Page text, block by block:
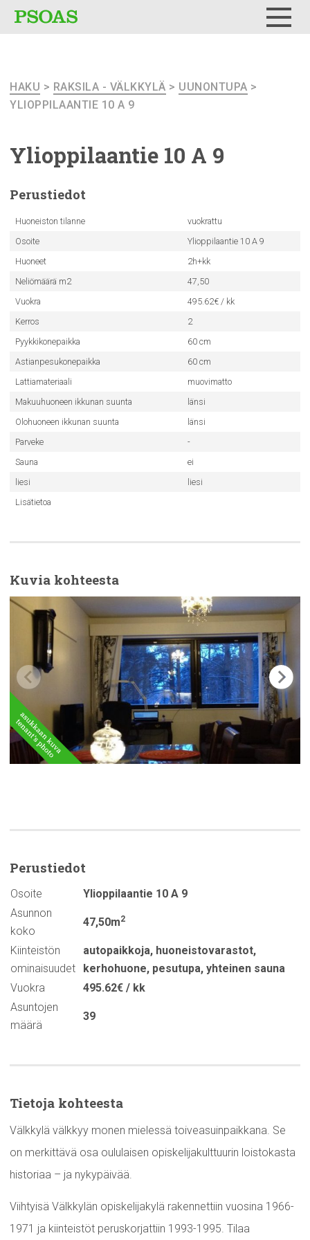
HAKU > RAKSILA - VÄLKKYLÄ > UUNONTUPA >
YLIOPPILAANTIE 10 A 9
Ylioppilaantie 10 A 9
Perustiedot
Huoneiston tilanne
vuokrattu
Osoite
Ylioppilaantie 10 A 9
Huoneet
2h+kk
Neliömäärä m2
47,50
Vuokra
495.62€ / kk
Kerros
2
Pyykkikonepaikka
60 cm
Astianpesukonepaikka
60 cm
Lattiamateriaali
muovimatto
Makuuhuoneen ikkunan suunta
länsi
Olohuoneen ikkunan suunta
länsi
Parveke
-
Sauna
ei
liesi
liesi
Lisätietoa
Kuvia kohteesta
Perustiedot
Osoite
Ylioppilaantie 10 A 9
Asunnon
koko
47,50m2
Kiinteistön
ominaisuudet
autopaikkoja, huoneistovarastot,
kerhohuone, pesutupa, yhteinen sauna
Vuokra
495.62€ / kk
Asuntojen
määrä
39
Tietoja kohteesta
Välkkylä välkkyy monen mielessä toiveasuinpaikkana. Se
on merkittävä osa oululaisen opiskelijakulttuurin loistokasta
historiaa – ja nykypäivää.
Viihtyisä Välkkylän opiskelijakylä rakennettiin vuosina 1966-
1971 ja kiinteistöt peruskorjattiin 1993-1995. Tilaa